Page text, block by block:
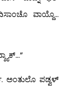
ವಾಯ್ದೊ…
ಅಂತುಲೊ ಪಡ್ವಳ್